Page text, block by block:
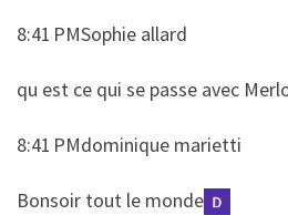
8:41 PMSophie allard
​​qu est ce qui se passe avec
8:41 PMdominique marietti
​​Bonsoir tout le monde